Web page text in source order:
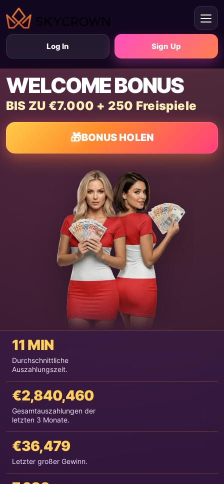
Log In Sign Up
WELCOME BONUS
BIS ZU €7.000 + 250 Freispiele
🎁BONUS HOLEN
11 MIN
Durchschnittliche
Auszahlungszeit.
€2,840,460
Gesamtauszahlungen der
letzten 3 Monate.
€36,479
Letzter großer Gewinn.